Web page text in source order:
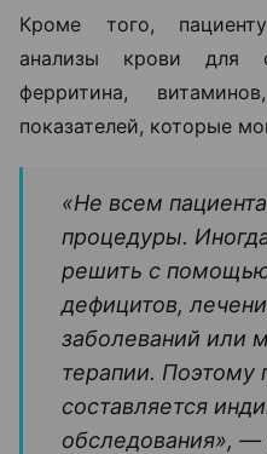
Кроме того,
анализы крови для
ферритина,
показателей, которые
«Не всем
процедуры.
решить с
дефицитов,
заболеваний или
терапии. Поэтому
составляется
обследования», —